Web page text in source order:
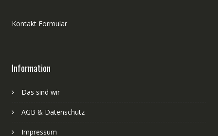
Kontakt Formular
Information
Das sind wir
AGB & Datenschutz
Impressum